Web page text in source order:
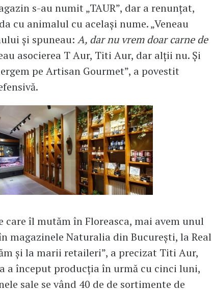
s-au numit „TAUR”, dar a renunțat,
cu animalul cu același nume. „Veneau
și spuneau: A, dar nu vrem doar carne de
asocierea T Aur, Titi Aur, dar alții nu. Și
pe Artisan Gourmet”, a povestit
care îl mutăm în Floreasca, mai avem unul
magazinele Naturalia din București, la Real
și la marii retaileri”, a precizat Titi Aur,
a început producția în urmă cu cinci luni,
sale se vând 40 de de sortimente de